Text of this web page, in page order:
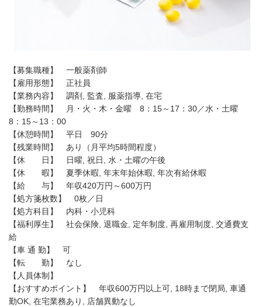
【募集職種】 一般薬剤師
【雇用形態】 正社員
【業務内容】 調剤, 監査, 服薬指導, 在宅
【勤務時間】 月・火・木・金曜 8：15～17：30／水・土曜
8：15～13：00
【休憩時間】 平日 90分
【残業時間】 あり（月平均5時間程度）
【休 日】 日曜, 祝日, 水・土曜の午後
【休 暇】 夏季休暇, 年末年始休暇, 年次有給休暇
【給 与】 年収420万円～600万円
【処方箋枚数】 0枚／日
【処方科目】 内科・小児科
【福利厚生】 社会保険, 退職金, 定年制度, 再雇用制度, 交通費支
給
【車 通 勤】 可
【転 勤】 なし
【人員体制】
【おすすめポイント】 年収600万円以上可, 18時まで閉局, 車通
勤OK, 在宅業務あり, 店舗異動なし